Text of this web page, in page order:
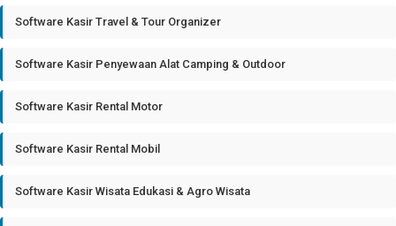
Software Kasir Travel & Tour Organizer
Software Kasir Penyewaan Alat Camping & Outdoor
Software Kasir Rental Motor
Software Kasir Rental Mobil
Software Kasir Wisata Edukasi & Agro Wisata